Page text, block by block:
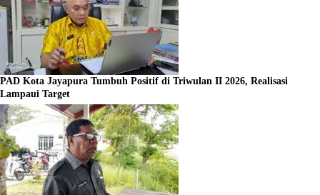
PAD Kota Jayapura Tumbuh Positif di Triwulan II 2026, Realisasi
Lampaui Target